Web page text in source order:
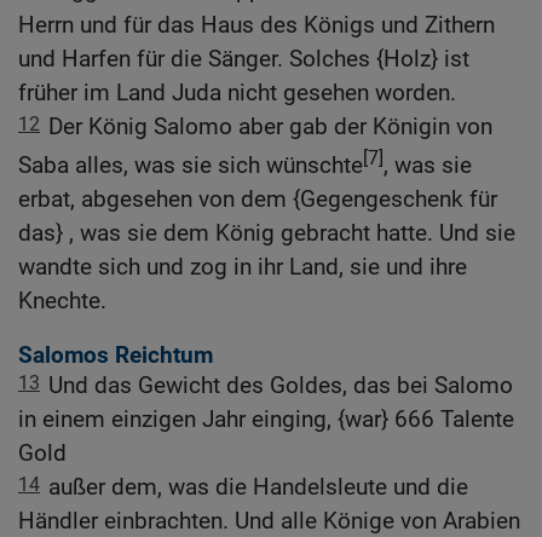
Herrn und für das Haus des Königs und Zithern
und Harfen für die Sänger. Solches {Holz} ist
früher im Land Juda nicht gesehen worden.
12 Der König Salomo aber gab der Königin von
Saba alles, was sie sich wünschte[7], was sie
erbat, abgesehen von dem {Gegengeschenk für
das} , was sie dem König gebracht hatte. Und sie
wandte sich und zog in ihr Land, sie und ihre
Knechte.
Salomos Reichtum
13 Und das Gewicht des Goldes, das bei Salomo
in einem einzigen Jahr einging, {war} 666 Talente
Gold
14 außer dem, was die Handelsleute und die
Händler einbrachten. Und alle Könige von Arabien